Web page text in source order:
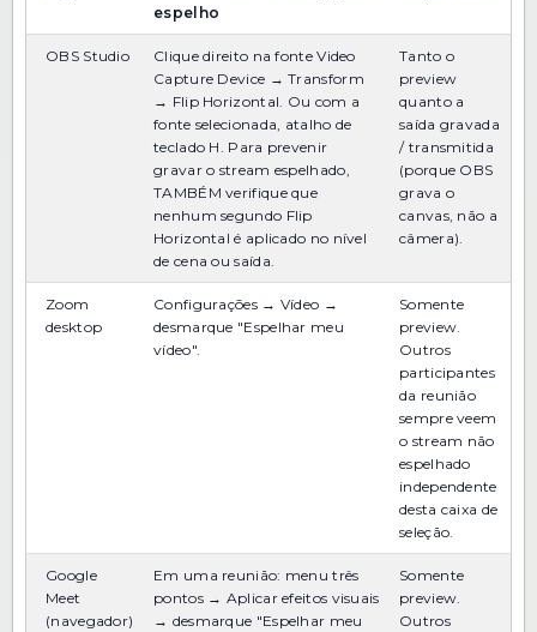
espelho
OBS Studio
Clique direito na fonte Video
Capture Device → Transform
→ Flip Horizontal. Ou com a
fonte selecionada, atalho de
teclado H. Para prevenir
gravar o stream espelhado,
TAMBÉM verifique que
nenhum segundo Flip
Horizontal é aplicado no nível
de cena ou saída.
Tanto o
preview
quanto a
saída gravada
/ transmitida
(porque OBS
grava o
canvas, não a
câmera).
Zoom
desktop
Configurações → Vídeo →
desmarque "Espelhar meu
vídeo".
Somente
preview.
Outros
participantes
da reunião
sempre veem
o stream não
espelhado
independente
desta caixa de
seleção.
Google
Meet
(navegador)
Em uma reunião: menu três
pontos → Aplicar efeitos visuais
→ desmarque "Espelhar meu
Somente
preview.
Outros